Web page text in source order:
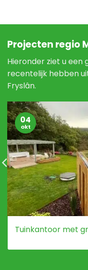
Projecten regio
Hieronder ziet u een
recentelijk hebben
Fryslân.
Tuinkantoor met
04
okt